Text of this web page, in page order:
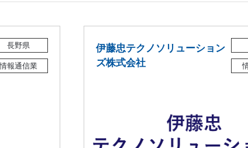
長野県
報通信業
伊藤忠テクノソリューション
ズ株式会社